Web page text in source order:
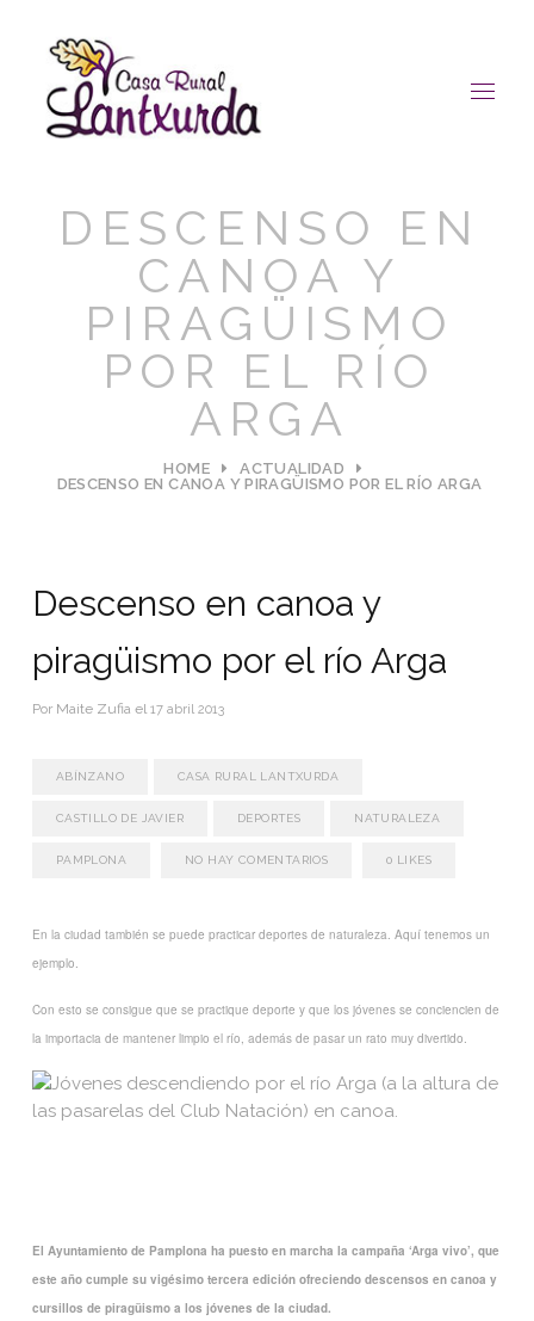
DESCENSO EN
CANOA Y
PIRAGÜISMO
POR EL RÍO
ARGA
HOME
ACTUALIDAD
DESCENSO EN CANOA Y PIRAGÜISMO POR EL RÍO ARGA
Descenso en canoa y
piragüismo por el río Arga
Por Maite Zufia el17 abril 2013
ABÍNZANO CASA RURAL LANTXURDA
CASTILLO DE JAVIER DEPORTES NATURALEZA
PAMPLONA NO HAY COMENTARIOS 0 LIKES
En la ciudad también se puede practicar deportes de naturaleza. Aquí tenemos un
ejemplo.
Con esto se consigue que se practique deporte y que los jóvenes se conciencien de
la importacia de mantener limpio el río, además de pasar un rato muy divertido.
El Ayuntamiento de Pamplona ha puesto en marcha la campaña ‘Arga vivo’, que
este año cumple su vigésimo tercera edición ofreciendo descensos en canoa y
cursillos de piragüismo a los jóvenes de la ciudad.